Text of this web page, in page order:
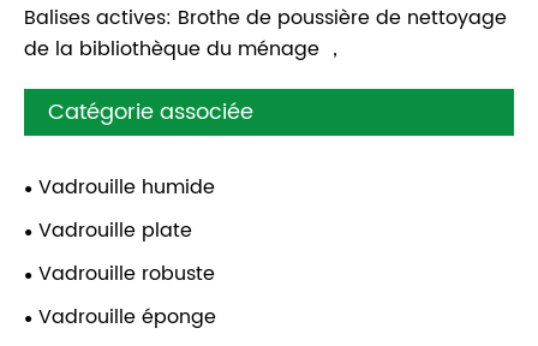
Balises actives: Brothe de poussière de nettoyage
de la bibliothèque du ménage ，
Catégorie associée
Vadrouille humide
Vadrouille plate
Vadrouille robuste
Vadrouille éponge